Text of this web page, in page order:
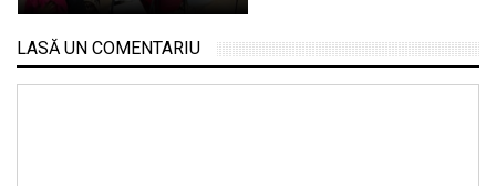
LASĂ UN COMENTARIU